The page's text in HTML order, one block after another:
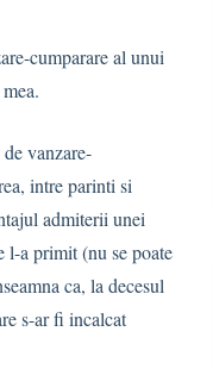
cumparare al unui
vanzare-
intre parinti si
admiterii unei
l-a primit (nu se poate
ca, la decesul
s-ar fi incalcat